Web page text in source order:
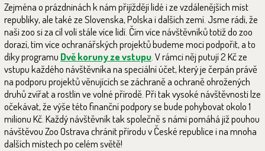
Zejména o prázdninách k nám přijíždějí lidé i ze vzdálenějších míst
republiky, ale také ze Slovenska, Polska i dalších zemí. Jsme rádi, že
naši zoo si za cíl volí stále více lidí. Čím více návštěvníků totiž do zoo
dorazí, tím více ochranářských projektů budeme moci podpořit, a to
díky programu Dvě koruny ze vstupu. V rámci něj putují 2 Kč ze
vstupu každého návštěvníka na speciální účet, který je čerpán právě
na podporu projektů věnujících se záchraně a ochraně ohrožených
druhů zvířat a rostlin ve volné přírodě. Při tak vysoké návštěvnosti lze
očekávat, že výše této finanční podpory se bude pohybovat okolo 1
milionu Kč. Každý návštěvník tak společně s námi pomáhá již pouhou
návštěvou Zoo Ostrava chránit přírodu v České republice i na mnoha
dalších místech po celém světě!